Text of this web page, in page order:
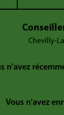
Chevilly-
n'avez
Vous n'avez